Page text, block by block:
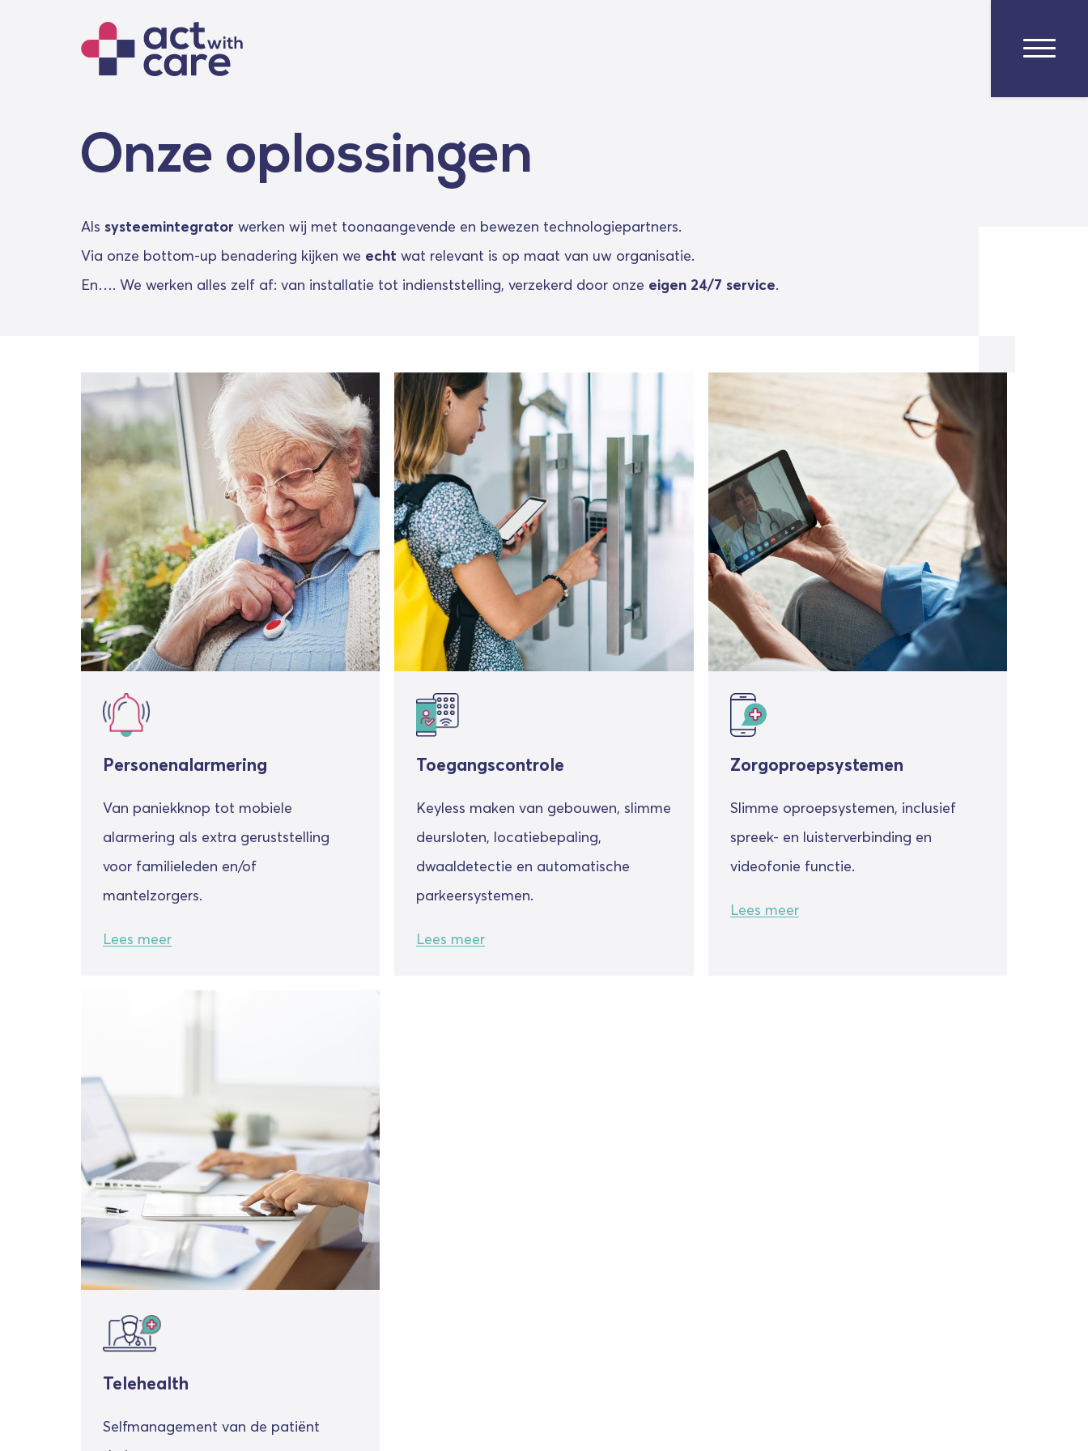
Onze oplossingen
Als systeemintegrator werken wij met toonaangevende en bewezen technologiepartners.
Via onze bottom-up benadering kijken we echt wat relevant is op maat van uw organisatie.
En…. We werken alles zelf af: van installatie tot indienststelling, verzekerd door onze eigen 24/7 service.
Personenalarmering
Van paniekknop tot mobiele
alarmering als extra geruststelling
voor familieleden en/of
mantelzorgers.
Lees meer
Toegangscontrole
Keyless maken van gebouwen, slimme
deursloten, locatiebepaling,
dwaaldetectie en automatische
parkeersystemen.
Lees meer
Zorgoproepsystemen
Slimme oproepsystemen, inclusief
spreek- en luisterverbinding en
videofonie functie.
Lees meer
Telehealth
Selfmanagement van de patiënt